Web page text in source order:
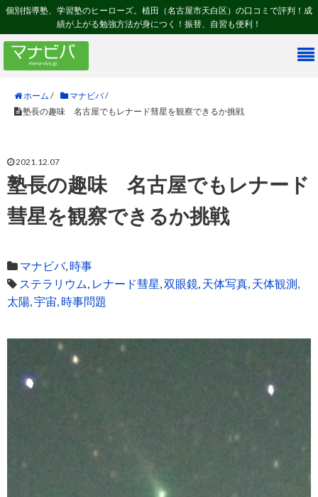
個別指導塾、学習塾のヒーローズ。植田（名古屋市天白区）の口コミで評判！成
績が上がる勉強方法が身につく！振替、自習も便利！
ホーム / マナビバ/
塾長の趣味 名古屋でもレナード彗星を観察できるか挑戦
2021.12.07
塾長の趣味 名古屋でもレナード
彗星を観察できるか挑戦
マナビバ, 時事
ステラリウム, レナード彗星,双眼鏡, 天体写真, 天体観測,
太陽,宇宙, 時事問題